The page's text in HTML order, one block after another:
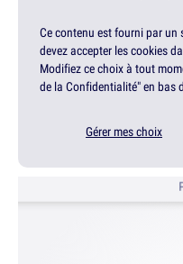
Ce contenu est fourni par un
devez accepter les cookies
Modifiez ce choix à tout
de la Confidentialité" en bas
Gérer mes choix